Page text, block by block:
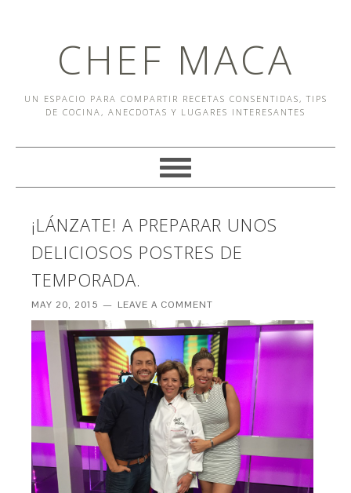
CHEF MACA
UN ESPACIO PARA COMPARTIR RECETAS CONSENTIDAS, TIPS
DE COCINA, ANECDOTAS Y LUGARES INTERESANTES
¡LÁNZATE! A PREPARAR UNOS
DELICIOSOS POSTRES DE
TEMPORADA.
MAY 20, 2015 LEAVE A COMMENT